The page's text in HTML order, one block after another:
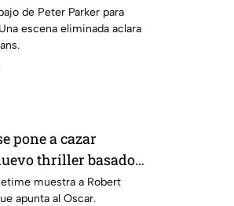
de Peter Parker para
escena eliminada aclara
pone a cazar
thriller basado
muestra a Robert
apunta al Oscar.